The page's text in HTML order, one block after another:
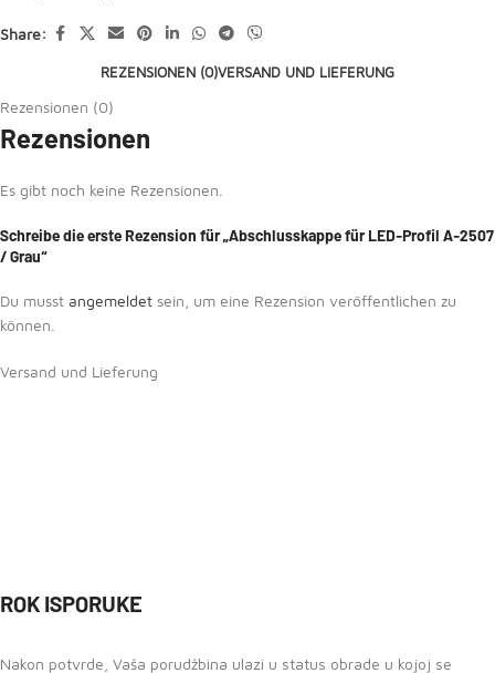
Share:
REZENSIONEN (0)VERSAND UND LIEFERUNG
Rezensionen (0)
Rezensionen
Es gibt noch keine Rezensionen.
Schreibe die erste Rezension für „Abschlusskappe für LED-Profil A-2507
/ Grau“
Du musst angemeldet sein, um eine Rezension veröffentlichen zu
können.
Versand und Lieferung
ROK ISPORUKE
Nakon potvrde, Vaša porudžbina ulazi u status obrade u kojoj se